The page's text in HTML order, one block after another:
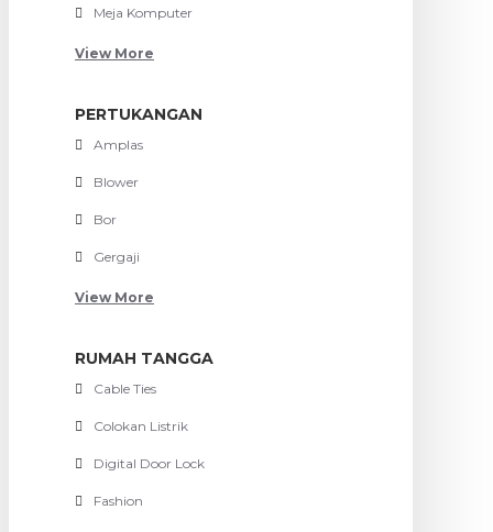
Meja Komputer
View More
PERTUKANGAN
Amplas
Blower
Bor
Gergaji
View More
RUMAH TANGGA
Cable Ties
Colokan Listrik
Digital Door Lock
Fashion